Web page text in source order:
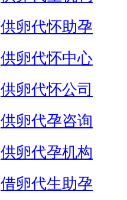
供卵代怀助孕
供卵代怀中心
供卵代怀公司
供卵代孕咨询
供卵代孕机构
借卵代生助孕